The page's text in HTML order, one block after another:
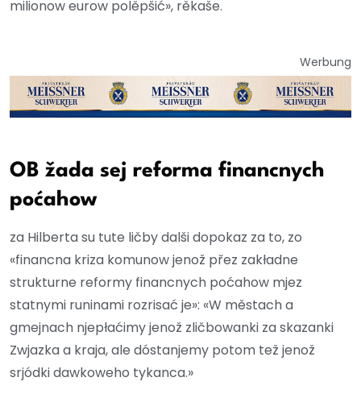
milionow eurow polěpšić», rěkaše.
Werbung
OB žada sej reforma financnych
poćahow
za Hilberta su tute ličby dalši dopokaz za to, zo
«financna kriza komunow jenož přez zakładne
strukturne reformy financnych poćahow mjez
statnymi runinami rozrisać je»: «W městach a
gmejnach njepłaćimy jenož zličbowanki za skazanki
Zwjazka a kraja, ale dóstanjemy potom tež jenož
srjódki dawkoweho tykanca.»